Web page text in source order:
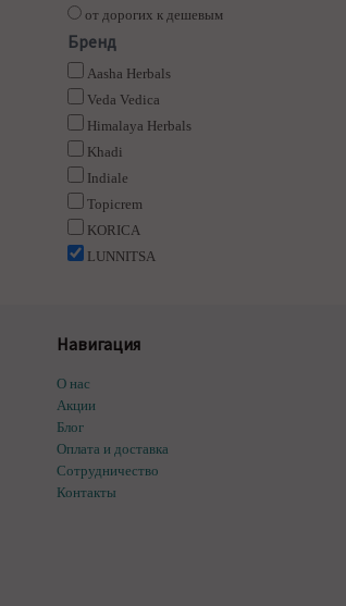
от дорогих к дешевым
Бренд
Aasha Herbals
Veda Vedica
Himalaya Herbals
Khadi
Indiale
Topicrem
KORICA
LUNNITSA
Навигация
О нас
Акции
Блог
Оплата и доставка
Сотрудничество
Контакты